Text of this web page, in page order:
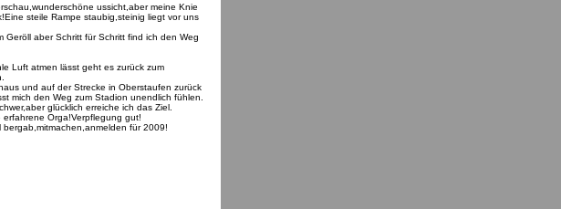
ussicht,aber meine Knie
steile Rampe staubig,steinig liegt vor uns
aber Schritt für Schritt find ich den Weg
Luft atmen lässt geht es zurück zum
und auf der Strecke in Oberstaufen zurück
mich den Weg zum Stadion unendlich fühlen.
glücklich erreiche ich das Ziel.
Orga!Verpflegung gut!
für 2009!